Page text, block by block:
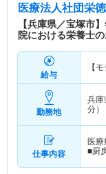
医療法人社団栄
【兵庫県／宝塚市
院における栄養士
給与
【
勤務地
兵庫
分）
仕事内容
医
■厨